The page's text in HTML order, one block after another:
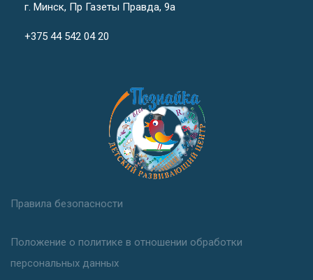
г. Минск, Пр Газеты Правда, 9а
+375 44 542 04 20
Правила безопасности
Положение о политике в отношении обработки
персональных данных